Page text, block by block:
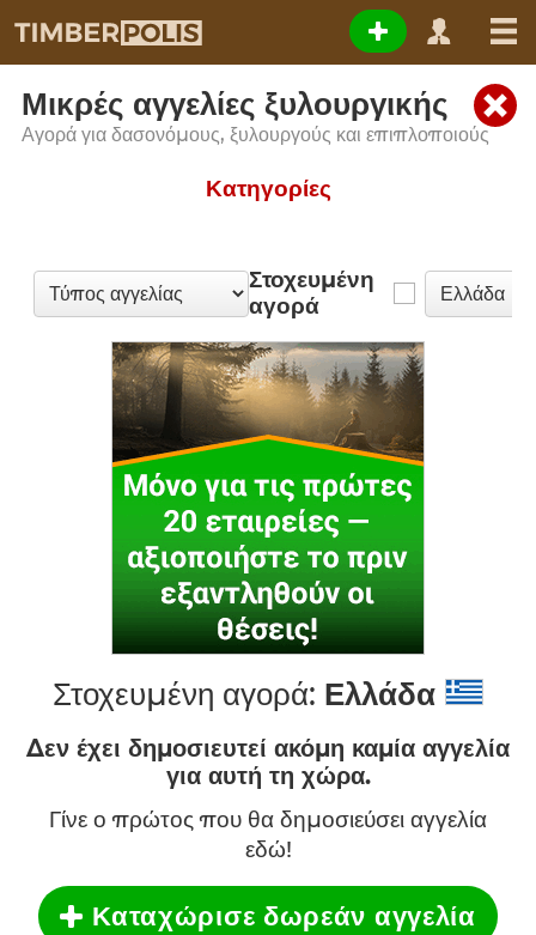
Μικρές αγγελίες ξυλουργικής
Αγορά για δασονόμους, ξυλουργούς και επιπλοποιούς
Κατηγορίες
Στοχευμένη
αγορά
Στοχευμένη αγορά: Ελλάδα
Δεν έχει δημοσιευτεί ακόμη καμία αγγελία
για αυτή τη χώρα.
Γίνε ο πρώτος που θα δημοσιεύσει αγγελία
εδώ!
Καταχώρισε δωρεάν αγγελία